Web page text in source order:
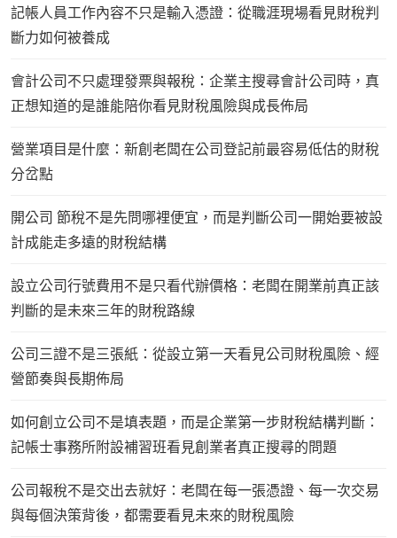
記帳人員工作內容不只是輸入憑證：從職涯現場看見財稅判
斷力如何被養成
會計公司不只處理發票與報稅：企業主搜尋會計公司時，真
正想知道的是誰能陪你看見財稅風險與成長佈局
營業項目是什麼：新創老闆在公司登記前最容易低估的財稅
分岔點
開公司 節稅不是先問哪裡便宜，而是判斷公司一開始要被設
計成能走多遠的財稅結構
設立公司行號費用不是只看代辦價格：老闆在開業前真正該
判斷的是未來三年的財稅路線
公司三證不是三張紙：從設立第一天看見公司財稅風險、經
營節奏與長期佈局
如何創立公司不是填表題，而是企業第一步財稅結構判斷：
記帳士事務所附設補習班看見創業者真正搜尋的問題
公司報稅不是交出去就好：老闆在每一張憑證、每一次交易
與每個決策背後，都需要看見未來的財稅風險